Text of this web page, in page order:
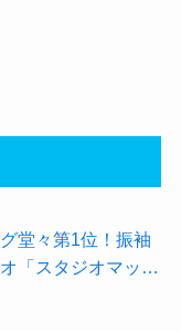
堂々第1位！振袖
「スタジオマック
限定キャンペー